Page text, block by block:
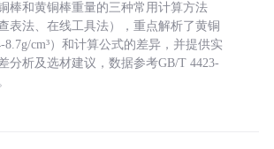
棒和黄铜棒重量的三种常用计算方法
表法、在线工具法），重点解析了黄铜
cm³）和计算公式的差异，并提供实
分析及选材建议，数据参考GB/T 4423-